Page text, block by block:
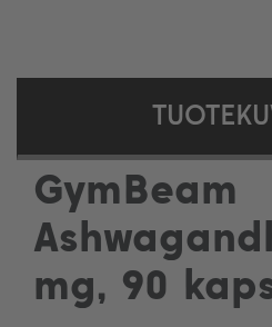
GymBeam
mg, 90